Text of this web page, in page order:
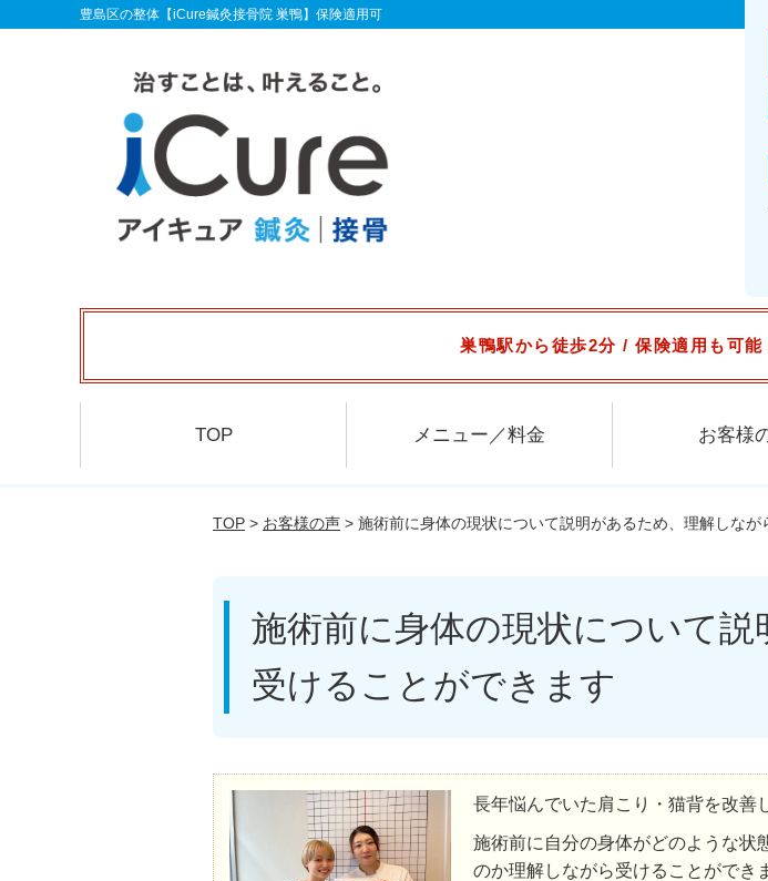
豊島区の整体【iCure鍼灸接骨院 巣鴨】保険適用可
巣鴨駅から徒歩2分 / 保険適用も可
TOP メニュー／料金 お客様
TOP > お客様の声 > 施術前に身体の現状について説明があるため、理解しなが
施術前に身体の現状について
受けることができます
長年悩んでいた肩こり・猫背を改善
施術前に自分の身体がどのような状
のか理解しながら受けることができ